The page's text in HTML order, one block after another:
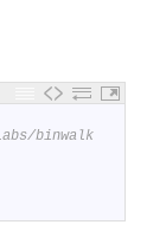
binwalk